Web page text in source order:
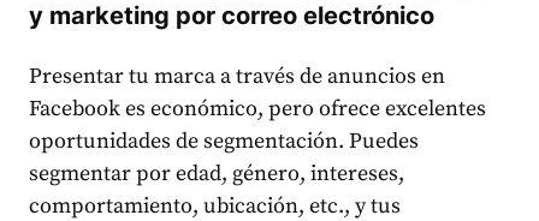
y marketing por correo electrónico
Presentar tu marca a través de anuncios en
Facebook es económico, pero ofrece excelentes
oportunidades de segmentación. Puedes
segmentar por edad, género, intereses,
comportamiento, ubicación, etc., y tus